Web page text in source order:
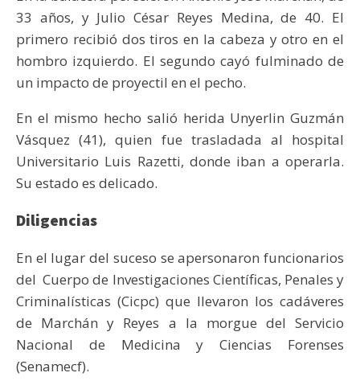
33 años, y Julio César Reyes Medina, de 40. El
primero recibió dos tiros en la cabeza y otro en el
hombro izquierdo. El segundo cayó fulminado de
un impacto de proyectil en el pecho.
En el mismo hecho salió herida Unyerlin Guzmán
Vásquez (41), quien fue trasladada al hospital
Universitario Luis Razetti, donde iban a operarla.
Su estado es delicado.
Diligencias
En el lugar del suceso se apersonaron funcionarios
del Cuerpo de Investigaciones Científicas, Penales y
Criminalísticas (Cicpc) que llevaron los cadáveres
de Marchán y Reyes a la morgue del Servicio
Nacional de Medicina y Ciencias Forenses
(Senamecf).